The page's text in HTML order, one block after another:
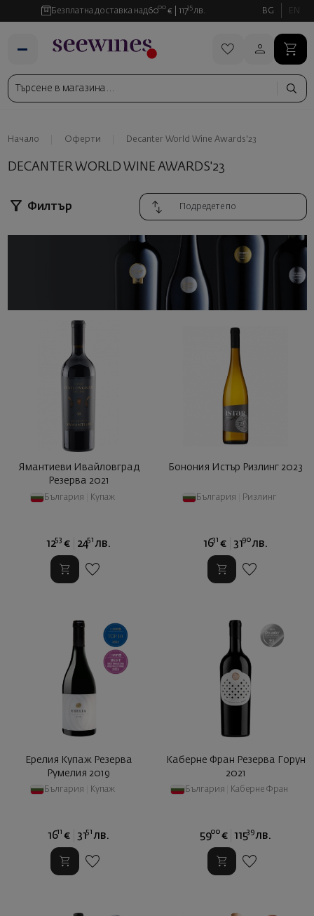
Безплатна доставка над6000 € 11735 лв. BG EN
Начало Оферти Decanter World Wine Awards'23
DECANTER WORLD WINE AWARDS'23
Филтър
Ямантиеви Ивайловград
Резерва 2021
България Купаж
1253 € 2451 лв.
Бонония Истър Ризлинг 2023
България Ризлинг
1631 € 3190 лв.
Ерелия Купаж Резерва
Румелия 2019
България Купаж
1611 € 3151 лв.
Каберне Фран Резерва Горун
2021
България Каберне Фран
5900 € 11539 лв.